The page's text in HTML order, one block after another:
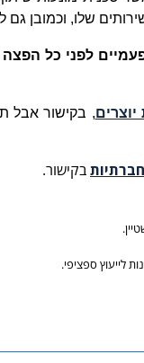
שלו, וכמובן
לפני כל הפצה
יוצרים, בקישור אבל
בקישור.
לייעוץ ספציפי.